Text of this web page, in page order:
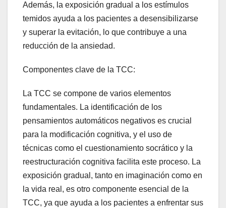
Además, la exposición gradual a los estímulos
temidos ayuda a los pacientes a desensibilizarse
y superar la evitación, lo que contribuye a una
reducción de la ansiedad.
Componentes clave de la TCC:
La TCC se compone de varios elementos
fundamentales. La identificación de los
pensamientos automáticos negativos es crucial
para la modificación cognitiva, y el uso de
técnicas como el cuestionamiento socrático y la
reestructuración cognitiva facilita este proceso. La
exposición gradual, tanto en imaginación como en
la vida real, es otro componente esencial de la
TCC, ya que ayuda a los pacientes a enfrentar sus